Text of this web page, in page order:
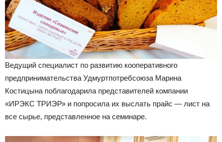
Ведущий специалист по развитию кооперативного
предпринимательства Удмуртпотребсоюза Марина
Костицына поблагодарила представителей компании
«ИРЭКС ТРИЭР» и попросила их выслать прайс — лист на
все сырье, представленное на семинаре.